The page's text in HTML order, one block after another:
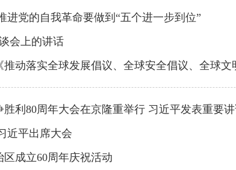
进党的自我革命要做到“五个进一步到位”
会上的讲话
动落实全球发展倡议、全球安全倡议、全球文
利80周年大会在京隆重举行 习近平发表重要
近平出席大会
成立60周年庆祝活动